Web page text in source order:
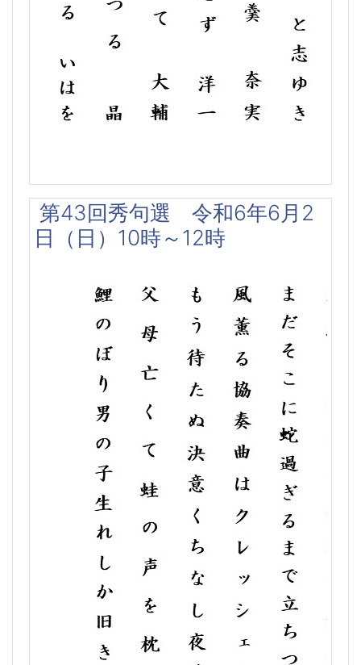
第43回秀句選 令和6年6月2
日（日）10時～12時